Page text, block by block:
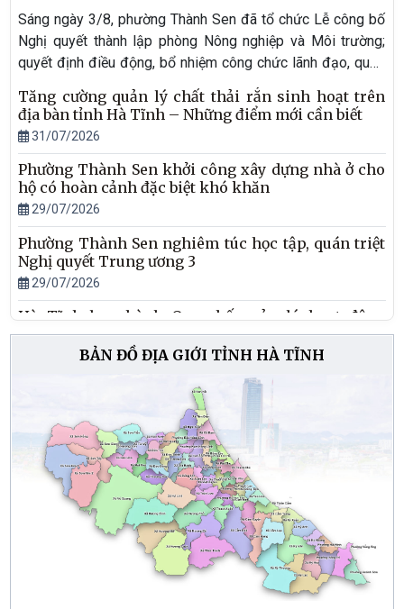
Sáng ngày 3/8, phường Thành Sen đã tổ chức Lễ công bố
Nghị quyết thành lập phòng Nông nghiệp và Môi trường;
quyết định điều động, bổ nhiệm công chức lãnh đạo, quản
lý. Dự buổi lễ có các đồng chí: Trần Quang Tuấn - Ủy viên
BTV Tỉnh ủy, Bí thư Đảng ủy, Chủ tịch HĐND phường;
Nguyễn Đức Danh – Phó Bí thư Thường trực Đảng ủy;
Nguyễn Văn Chung – Phó Bí thư Đảng ủy, Chủ tịch UBND
phường.
Tăng cường quản lý chất thải rắn sinh hoạt trên
địa bàn tỉnh Hà Tĩnh – Những điểm mới cần biết
31/07/2026
Phường Thành Sen khởi công xây dựng nhà ở cho
hộ có hoàn cảnh đặc biệt khó khăn
29/07/2026
Phường Thành Sen nghiêm túc học tập, quán triệt
Nghị quyết Trung ương 3
29/07/2026
Hà Tĩnh ban hành Quy chế quản lý hoạt động
quảng cáo ngoài trời trên địa bàn tỉnh
29/07/2026
Linh thiêng, xúc động Lễ thắp nến tri ân các Anh
hùng liệt sĩ tại Nghĩa trang liệt sĩ Núi Nài
27/07/2026
Ủy ban nhân dân tỉnh Hà Tĩnh ban hành Quyết
định số 46/2026/QĐ-UBND quy định hệ số điều
chỉnh giá đất năm 2026
27/07/2026
BẢN ĐỒ ĐỊA GIỚI TỈNH HÀ TĨNH